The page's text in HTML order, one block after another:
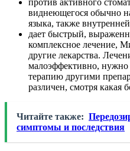
против активного
виднеющегося обычно
языка, также
дает быстрый,
комплексное лечение,
другие лекарства.
малоэффективно, нужно
терапию другими
различен, смотря какая
Читайте также:
симптомы и последствия